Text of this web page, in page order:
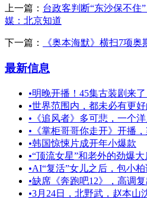
上一篇： 台政客判断“东沙保不住
媒：北京知道
下一篇： 《奥本海默》横扫7项奥
最新信息
•明晚开播！45集古装剧来
•世界范围内，都未必有更
• 《追风者》多可悲，一个
• 《掌柜哥哥你走开》开播
•韩国惊悚片成开年小爆款
•“顶流女星”和老外的劲爆大
•AI“复活”女儿之后，包小
•缺席《奔跑吧12》，高调复
•3月24日，北野武，赵本山